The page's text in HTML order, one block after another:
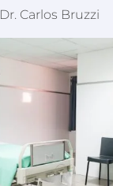
Dr. Carlos Bruzzi